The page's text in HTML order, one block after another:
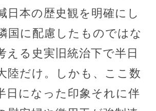
日本の歴史観を明確にし
国に配慮したものではな
える史実旧統治下で半日
陸だけ。しかも、ここ数
日になった印象それに伴